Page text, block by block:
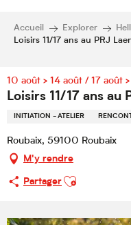
Accueil Explorer
Loisirs 11/17 ans au PRJ
10 août > 14 août / 17 août
Loisirs 11/17 ans
INITIATION - ATELIER
Roubaix, 59100 Roubaix
M'y rendre
Partager
Ajouter aux